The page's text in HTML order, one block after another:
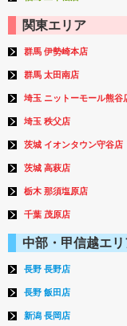
関東エリア
群馬 伊勢崎本店
群馬 太田南店
埼玉 ニットーモール熊谷
埼玉 秩父店
茨城 イオンタウン守谷店
茨城 高萩店
栃木 那須塩原店
千葉 茂原店
中部・甲信越エリ
長野 長野店
長野 飯田店
新潟 長岡店